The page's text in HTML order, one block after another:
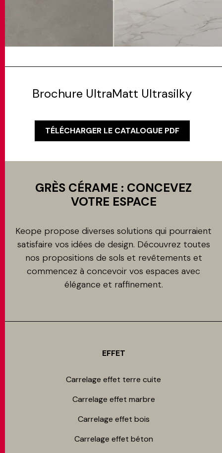
Brochure UltraMatt Ultrasilky
TÉLÉCHARGER LE CATALOGUE PDF
GRÈS CÉRAME : CONCEVEZ
VOTRE ESPACE
Keope propose diverses solutions qui pourraient
satisfaire vos idées de design. Découvrez toutes
nos propositions de sols et revêtements et
commencez à concevoir vos espaces avec
élégance et raffinement.
EFFET
Carrelage effet terre cuite
Carrelage effet marbre
Carrelage effet bois
Carrelage effet béton